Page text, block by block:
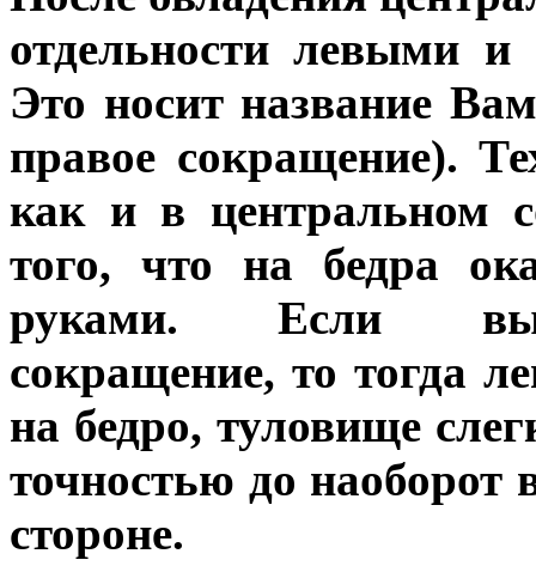
отдельности левыми
Это носит название
правое сокращение).
как и в центральном
того, что на бедра
руками. Если
сокращение, то тогда
на бедро, туловище
точностью до наоборот
стороне.